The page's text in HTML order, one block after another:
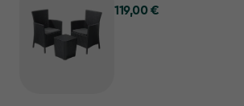
119,00
119,00 €